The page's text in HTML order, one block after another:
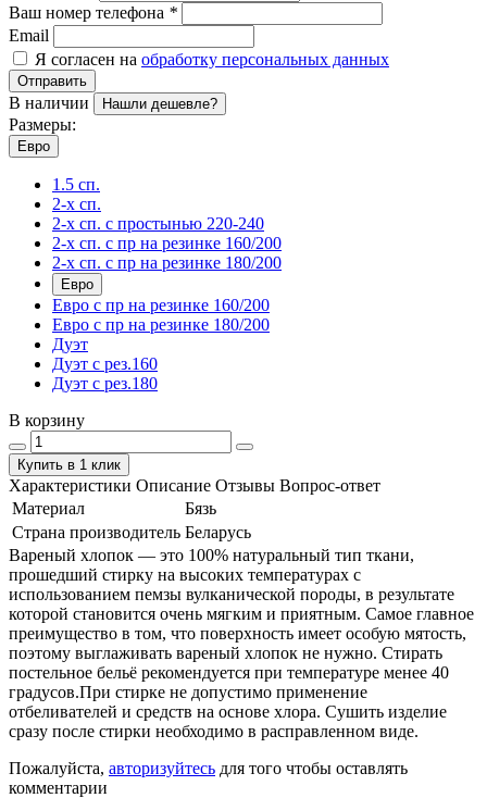
Ваш номер телефона *
Email
Я согласен на обработку персональных данных
Отправить
В наличии Нашли дешевле?
Размеры:
Евро
1.5 сп.
2-х сп.
2-х сп. с простынью 220-240
2-х сп. с пр на резинке 160/200
2-х сп. с пр на резинке 180/200
Евро
Евро с пр на резинке 160/200
Евро с пр на резинке 180/200
Дуэт
Дуэт с рез.160
Дуэт с рез.180
В корзину
Купить в 1 клик
Характеристики Описание Отзывы Вопрос-ответ
Материал
Бязь
Страна производитель Беларусь
Вареный хлопок — это 100% натуральный тип ткани,
прошедший стирку на высоких температурах с
использованием пемзы вулканической породы, в результате
которой становится очень мягким и приятным. Самое главное
преимущество в том, что поверхность имеет особую мятость,
поэтому выглаживать вареный хлопок не нужно. Стирать
постельное бельё рекомендуется при температуре менее 40
градусов.При стирке не допустимо применение
отбеливателей и средств на основе хлора. Сушить изделие
сразу после стирки необходимо в расправленном виде.
Пожалуйста, авторизуйтесь для того чтобы оставлять
комментарии